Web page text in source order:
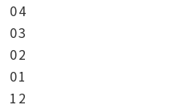
04
03
02
01
12